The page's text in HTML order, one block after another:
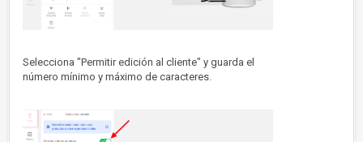
Selecciona "Permitir edición al cliente" y guarda el
número mínimo y máximo de caracteres.